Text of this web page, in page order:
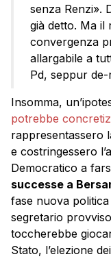
senza Renzi».
già detto. Ma il
convergenza
allargabile a
Pd, seppur
Insomma,
potrebbe
rappresentassero
e costringessero
Democratico a
successe a
fase nuova
segretario
toccherebbe
Stato, l’elezione